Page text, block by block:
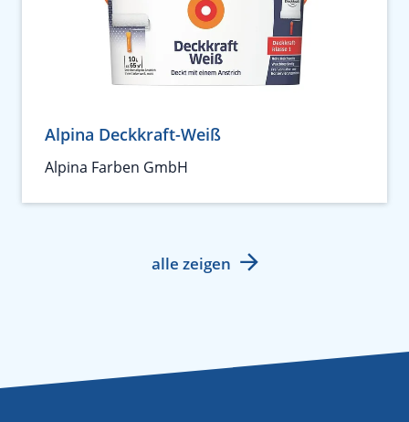
Alpina Deckkraft-Weiß
Alpina Farben GmbH
alle zeigen